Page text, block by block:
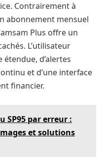
Contrairement à
abonnement mensuel
Plus offre un
L’utilisateur
d’alertes
et d’une interface
financier.
SP95 par erreur :
et solutions